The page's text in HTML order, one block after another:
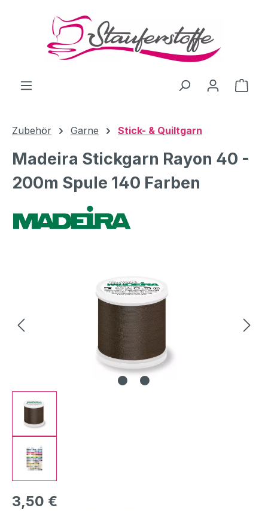
Zum Hauptinhalt springen
Zubehör Garne Stick- & Quiltgarn
Madeira Stickgarn Rayon 40 -
200m Spule 140 Farben
Regulärer Preis:
3,50 €